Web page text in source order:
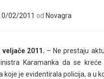
02/2011 od Novagra
veljače 2011. – Ne prestaju
Karamanka da se
koje je evidentirala policija, a u